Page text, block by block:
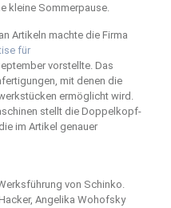
kleine Sommerpause.
Artikeln machte die Firma
für
vorstellte. Das
mit denen die
ermöglicht wird.
stellt die Doppelkopf-
im Artikel genauer
von Schinko.
Angelika Wohofsky